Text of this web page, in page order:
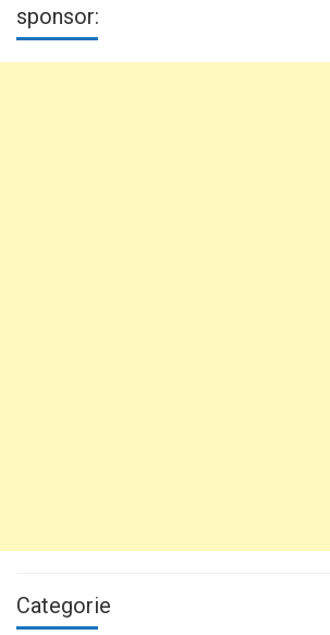
sponsor:
Categorie